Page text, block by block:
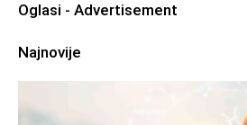
Oglasi - Advertisement
Najnovije